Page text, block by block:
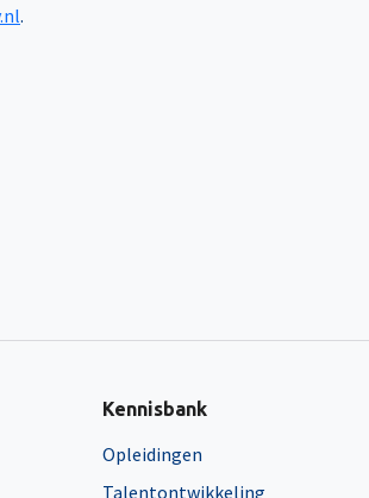
.
Kennisbank
Opleidingen
Talentontwikkeling